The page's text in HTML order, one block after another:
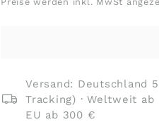
Versand: Deutschland
Tracking) · Weltweit ab
EU ab 300 €